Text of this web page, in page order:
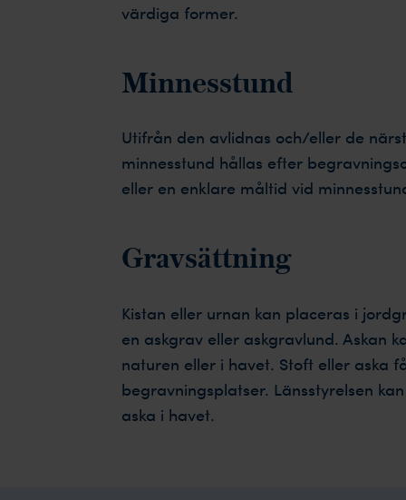
värdiga former.
Minnesstund
Utifrån den avlidnas och/eller de
minnesstund hållas efter
eller en enklare måltid vid
Gravsättning
Kistan eller urnan kan placeras i
en askgrav eller askgravlund. Askan
naturen eller i havet. Stoft eller aska
begravningsplatser. Länsstyrelsen
aska i havet.